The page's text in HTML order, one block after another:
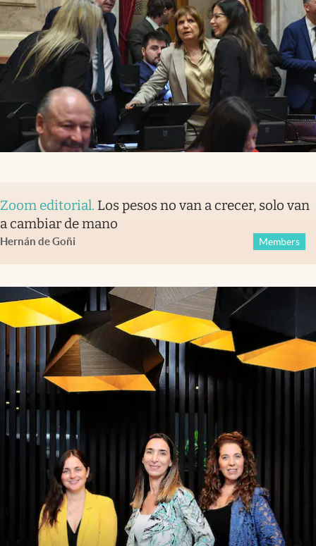
Zoom editorial. Los pesos no van a crecer, solo van
a cambiar de mano
Hernán de Goñi Members